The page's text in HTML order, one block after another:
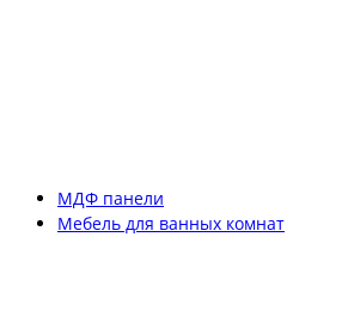
МДФ панели
Мебель для ванных комнат